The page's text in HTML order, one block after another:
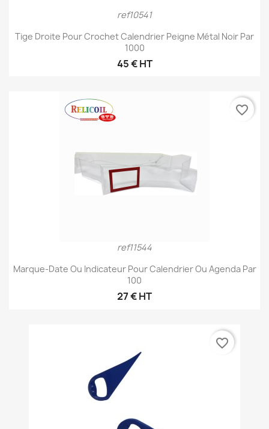
ref10541
Tige Droite Pour Crochet Calendrier Peigne Métal Noir Par
1000
45 € HT
ref11544
Marque-Date Ou Indicateur Pour Calendrier Ou Agenda Par
100
27 € HT
favorite_border
favorite_border